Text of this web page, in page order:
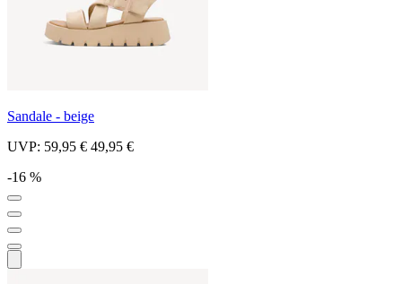
Sandale - beige
UVP: 59,95 € 49,95 €
-16 %